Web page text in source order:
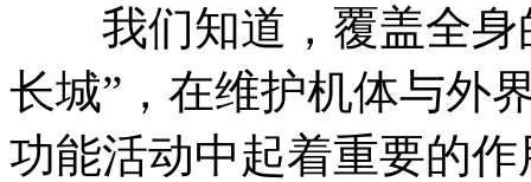
我们知道，覆盖全身
长城”，在维护机体与外
功能活动中起着重要的作